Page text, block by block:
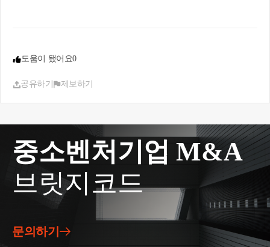
도움이 됐어요0
공유하기 제보하기
중소벤처기업 M&A
브릿지코드
문의하기